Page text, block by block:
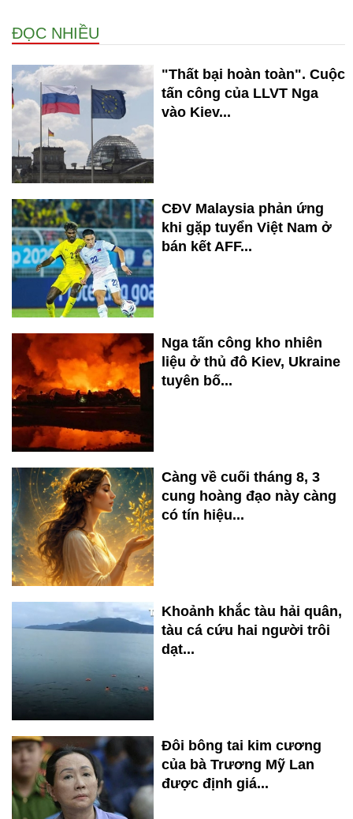
ĐỌC NHIỀU
"Thất bại hoàn toàn". Cuộc
tấn công của LLVT Nga
vào Kiev...
CĐV Malaysia phản ứng
khi gặp tuyển Việt Nam ở
bán kết AFF...
Nga tấn công kho nhiên
liệu ở thủ đô Kiev, Ukraine
tuyên bố...
Càng về cuối tháng 8, 3
cung hoàng đạo này càng
có tín hiệu...
Khoảnh khắc tàu hải quân,
tàu cá cứu hai người trôi
dạt...
Đôi bông tai kim cương
của bà Trương Mỹ Lan
được định giá...